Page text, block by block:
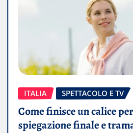
ITALIA SPETTACOLO E TV
Come finisce un calice
spiegazione finale e